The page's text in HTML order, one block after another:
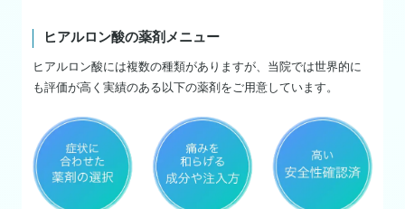
ヒアルロン酸の薬剤メニュー
ヒアルロン酸には複数の種類がありますが、当院では世界的に
も評価が高く実績のある以下の薬剤をご用意しています。